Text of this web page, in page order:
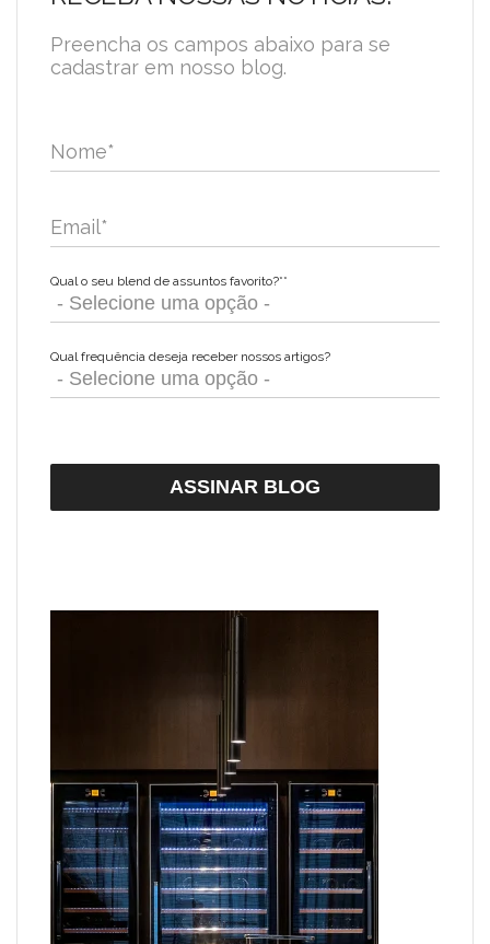
Preencha os campos abaixo para se
cadastrar em nosso blog.
Nome*
Email*
Qual o seu blend de assuntos favorito?**
Qual frequência deseja receber nossos artigos?